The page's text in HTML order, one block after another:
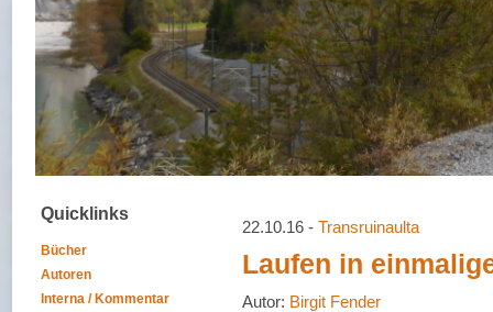
Quicklinks
Bücher
Autoren
Interna / Kommentar
22.10.16 - Transruinaulta
Laufen in
Autor: Birgit Fender